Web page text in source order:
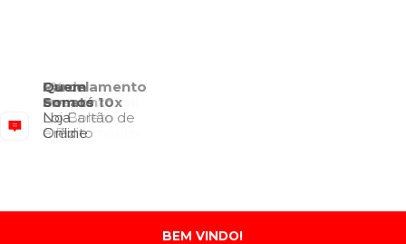
Envio para
Todo o Brasil
Consulte o
Regulamento
5% de
Desconto
No Boleto
e Pix
Parcelamento
em até 10x
No Cartão de
Crédito
Quem
Somos
Loja
Online
BEM VINDO!